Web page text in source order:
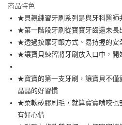
Apple Pay
街口支付
悠遊付
Google Pay
AFTEE先享後付
相關說明
【關於「AFTEE先享後付」】
AFTEE先享後付是「在收到商品之後才付
ATM付款
商品特色
★貝親練習牙刷系列是與牙科醫師
★第一階段牙刷從寶寶牙齒還未長
★透過按摩牙齦方式、易持握的安
★讓寶貝練習將牙刷放入口中，開
★寶寶的第一支牙刷，讓寶貝不僅
晶晶的好習慣
★柔軟矽膠刷毛，就算寶寶啃咬也
有好心情